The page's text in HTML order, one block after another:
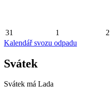
31 1 2
Kalendář svozu odpadu
Svátek
Svátek má Lada